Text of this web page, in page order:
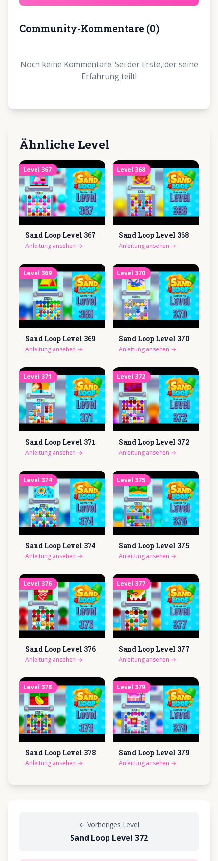
Community-Kommentare (0)
Noch keine Kommentare. Sei der Erste, der seine
Erfahrung teilt!
Ähnliche Level
Level 367
Sand Loop Level 367
Anleitung ansehen →
Level 368
Sand Loop Level 368
Anleitung ansehen →
Level 369
Sand Loop Level 369
Anleitung ansehen →
Level 370
Sand Loop Level 370
Anleitung ansehen →
Level 371
Sand Loop Level 371
Anleitung ansehen →
Level 372
Sand Loop Level 372
Anleitung ansehen →
Level 374
Sand Loop Level 374
Anleitung ansehen →
Level 375
Sand Loop Level 375
Anleitung ansehen →
Level 376
Sand Loop Level 376
Anleitung ansehen →
Level 377
Sand Loop Level 377
Anleitung ansehen →
Level 378
Sand Loop Level 378
Anleitung ansehen →
Level 379
Sand Loop Level 379
Anleitung ansehen →
← Vorheriges Level
Sand Loop Level 372